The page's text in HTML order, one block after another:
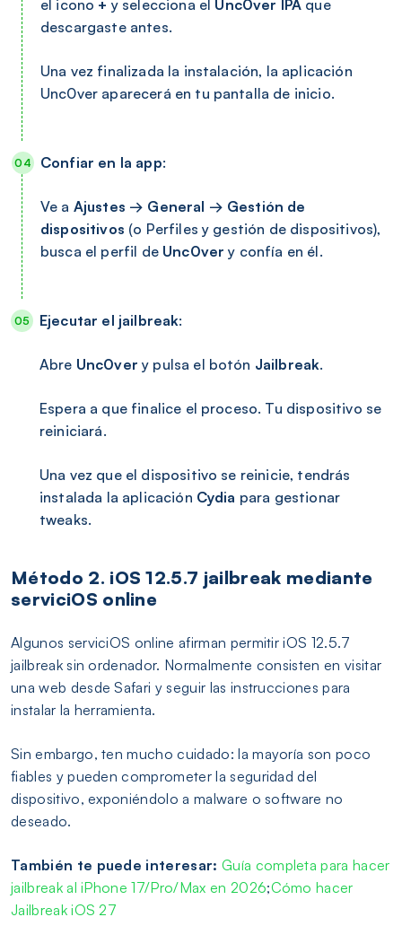
el icono + y selecciona el Unc0ver IPA que
descargaste antes.
Una vez finalizada la instalación, la aplicación
Unc0ver aparecerá en tu pantalla de inicio.
Confiar en la app:
Ve a Ajustes → General → Gestión de
dispositivos (o Perfiles y gestión de dispositivos),
busca el perfil de Unc0ver y confía en él.
Ejecutar el jailbreak:
Abre Unc0ver y pulsa el botón Jailbreak.
Espera a que finalice el proceso. Tu dispositivo se
reiniciará.
Una vez que el dispositivo se reinicie, tendrás
instalada la aplicación Cydia para gestionar
tweaks.
Método 2. iOS 12.5.7 jailbreak mediante
serviciOS online
Algunos serviciOS online afirman permitir iOS 12.5.7
jailbreak sin ordenador. Normalmente consisten en visitar
una web desde Safari y seguir las instrucciones para
instalar la herramienta.
Sin embargo, ten mucho cuidado: la mayoría son poco
fiables y pueden comprometer la seguridad del
dispositivo, exponiéndolo a malware o software no
deseado.
También te puede interesar: Guía completa para hacer
jailbreak al iPhone 17/Pro/Max en 2026;Cómo hacer
Jailbreak iOS 27